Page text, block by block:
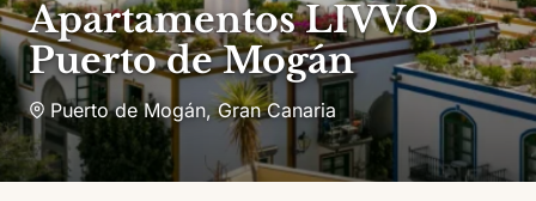
Apartamentos LIVVO
Puerto de Mogán
Puerto de Mogán,Gran Canaria